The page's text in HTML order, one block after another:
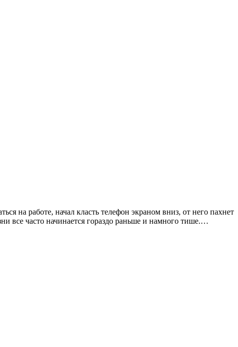
на работе, начал класть телефон экраном вниз, от него пахнет
все часто начинается гораздо раньше и намного тише.…